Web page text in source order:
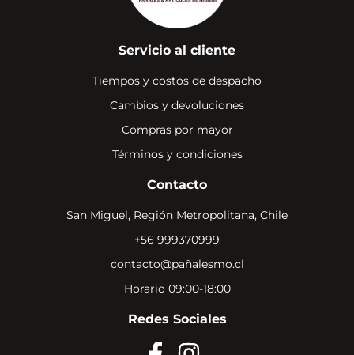
Servicio al cliente
Tiempos y costos de despacho
Cambios y devoluciones
Compras por mayor
Términos y condiciones
Contacto
San Miguel, Región Metropolitana, Chile
+56 999370999
contacto@pañalesmo.cl
Horario 09:00-18:00
Redes Sociales